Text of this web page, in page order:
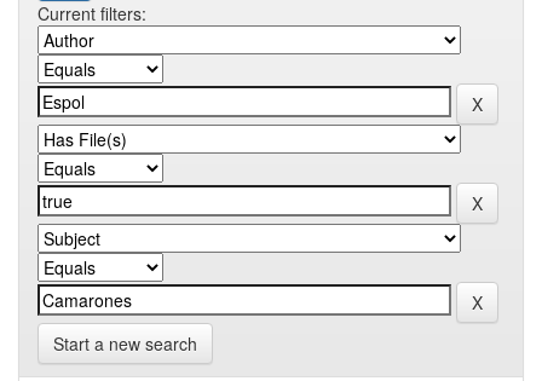
Current filters:
Start a new search